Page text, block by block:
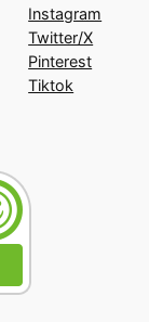
Instagram
Twitter/X
Pinterest
Tiktok